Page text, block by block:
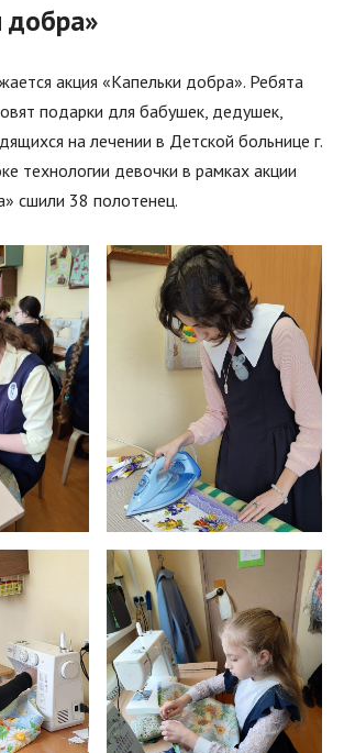
добра»
акция «Капельки добра». Ребята
подарки для бабушек, дедушек,
на лечении в Детской больнице г.
технологии девочки в рамках акции
сшили 38 полотенец.